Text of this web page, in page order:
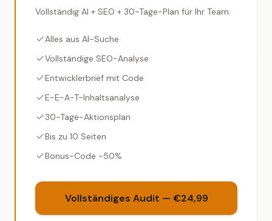
Vollständig AI + SEO + 30-Tage-Plan für Ihr Team.
Alles aus AI-Suche
Vollständige SEO-Analyse
Entwicklerbrief mit Code
E-E-A-T-Inhaltsanalyse
30-Tage-Aktionsplan
Bis zu 10 Seiten
Bonus-Code −50%
Vollständiges Audit — €24,99